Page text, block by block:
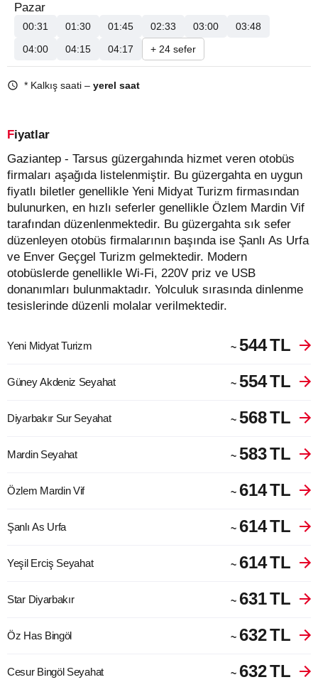
Pazar
00:31 01:30 01:45 02:33 03:00
03:48
04:00
04:15 04:17 + 24 sefer
* Kalkış saati – yerel saat
Fiyatlar
Gaziantep - Tarsus güzergahında hizmet veren otobüs
firmaları aşağıda listelenmiştir. Bu güzergahta en uygun
fiyatlı biletler genellikle Yeni Midyat Turizm firmasından
bulunurken, en hızlı seferler genellikle Özlem Mardin Vif
tarafından düzenlenmektedir. Bu güzergahta sık sefer
düzenleyen otobüs firmalarının başında ise Şanlı As Urfa
ve Enver Geçgel Turizm gelmektedir. Modern
otobüslerde genellikle Wi-Fi, 220V priz ve USB
donanımları bulunmaktadır. Yolculuk sırasında dinlenme
tesislerinde düzenli molalar verilmektedir.
Yeni Midyat Turizm ~ 544TL
Güney Akdeniz Seyahat ~ 554TL
Diyarbakır Sur Seyahat ~ 568TL
Mardin Seyahat ~ 583TL
Özlem Mardin Vif ~ 614TL
Şanlı As Urfa ~ 614TL
Yeşil Erciş Seyahat ~ 614TL
Star Diyarbakır ~ 631TL
Öz Has Bingöl ~ 632TL
Cesur Bingöl Seyahat ~ 632TL